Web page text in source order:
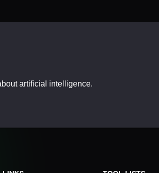
artificial intelligence.